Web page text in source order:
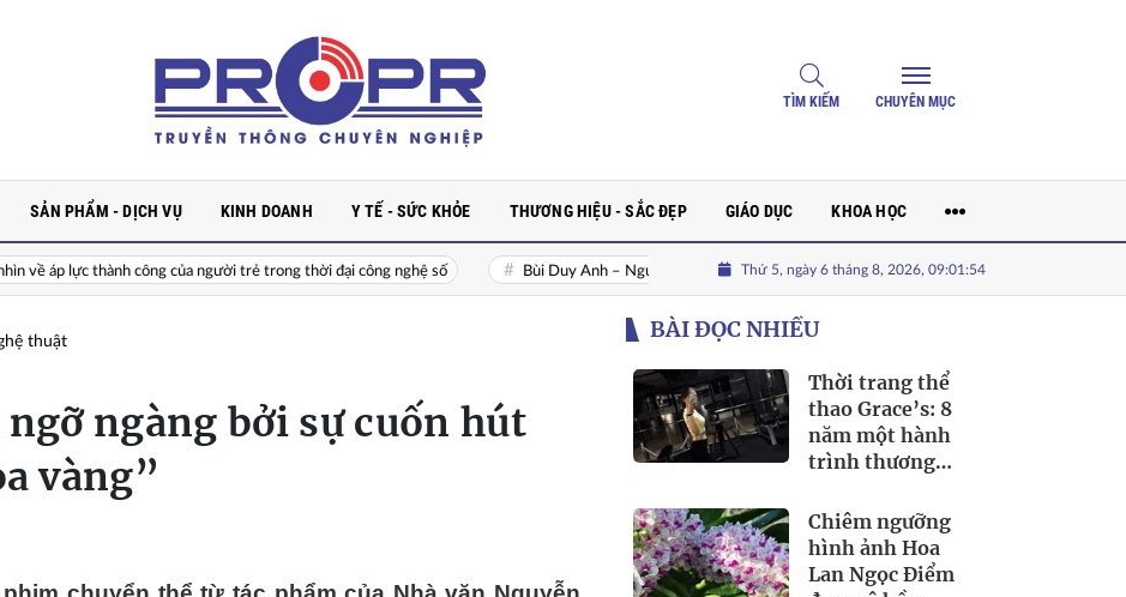
TÌM KIẾM CHUYÊN MỤC
SẢN PHẨM - DỊCH VỤ KINH DOANH Y TẾ - SỨC KHỎE THƯƠNG HIỆU - SẮC ĐẸP GIÁO DỤC KHOA HỌC
công của người trẻ trong thời đại công nghệ số Bùi Duy Anh – Người Hỗ Trợ Phát Triển Mạng Xã Hội Trong Thời Đại Số
Thứ 5, ngày 6 tháng 8, 2026, 09:01:55
thuật
ngàng bởi sự cuốn hút
vàng”
BÀI ĐỌC NHIỀU
Thời trang thể
thao Grace’s: 8
năm một hành
trình thương
sport được yêu
thích
Chiêm ngưỡng
hình ảnh Hoa
Lan Ngọc Điểm